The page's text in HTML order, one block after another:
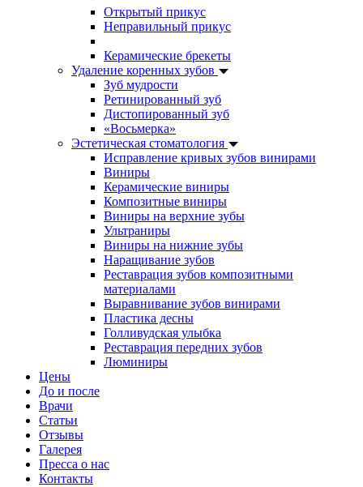
Открытый прикус
Неправильный прикус
Керамические брекеты
Удаление коренных зубов
Зуб мудрости
Ретинированный зуб
Дистопированный зуб
«Восьмерка»
Эстетическая стоматология
Исправление кривых зубов винирами
Виниры
Керамические виниры
Композитные виниры
Виниры на верхние зубы
Ультраниры
Виниры на нижние зубы
Наращивание зубов
Реставрация зубов композитными
материалами
Выравнивание зубов винирами
Пластика десны
Голливудская улыбка
Реставрация передних зубов
Люминиры
Цены
До и после
Врачи
Статьи
Отзывы
Галерея
Пресса о нас
Контакты